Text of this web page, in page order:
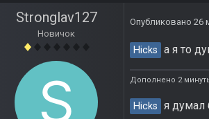
Stronglav127
Новичок
Опубликовано 26
Hicks а я то
Дополнено 2
Hicks я думал